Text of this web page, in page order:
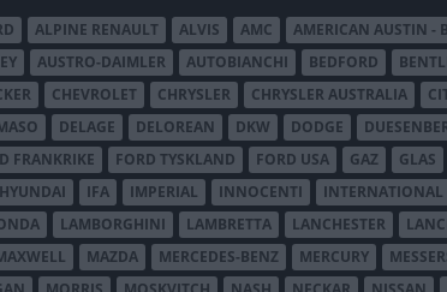
ALPINE RENAULT ALVIS AMC AMERICAN AUSTIN -
AUSTRO-DAIMLER AUTOBIANCHI BEDFORD
CHEVROLET CHRYSLER CHRYSLER AUSTRALIA
DELAGE DELOREAN DKW DODGE
FRANKRIKE FORD TYSKLAND FORD USA GAZ GLAS
HYUNDAI IFA IMPERIAL INNOCENTI INTERNATIONAL
LAMBORGHINI LAMBRETTA LANCHESTER
MAZDA MERCEDES-BENZ MERCURY